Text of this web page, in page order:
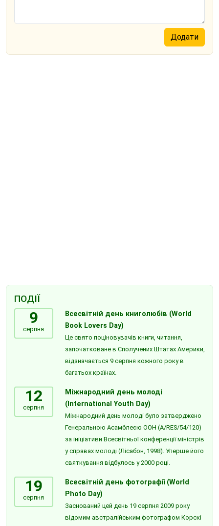
ПОДІЇ
9
серпня
Всесвітній день книголюбів (World
Book Lovers Day)
Це свято поціновувачів книги, читання,
започатковане в Сполучених Штатах Америки,
відзначається 9 серпня кожного року в
багатьох країнах.
12
серпня
Міжнародний день молоді
(International Youth Day)
Міжнародний день молоді було затверджено
Генеральною Асамблеєю ООН (A/RES/54/120)
за ініціативи Всесвітньої конференції міністрів
у справах молоді (Лісабон, 1998). Уперше його
святкування відбулось у 2000 році.
19
серпня
Всесвітній день фотографії (World
Photo Day)
Заснований цей день 19 серпня 2009 року
відомим австралійським фотографом Корскі